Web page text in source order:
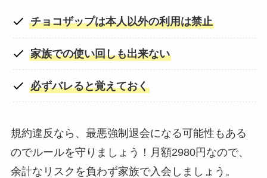
チョコザップは本人以外の利用は禁止
家族での使い回しも出来ない
必ずバレると覚えておく
規約違反なら、最悪強制退会になる可能性もある
のでルールを守りましょう！月額2980円なので、
余計なリスクを負わず家族で入会しましょう。